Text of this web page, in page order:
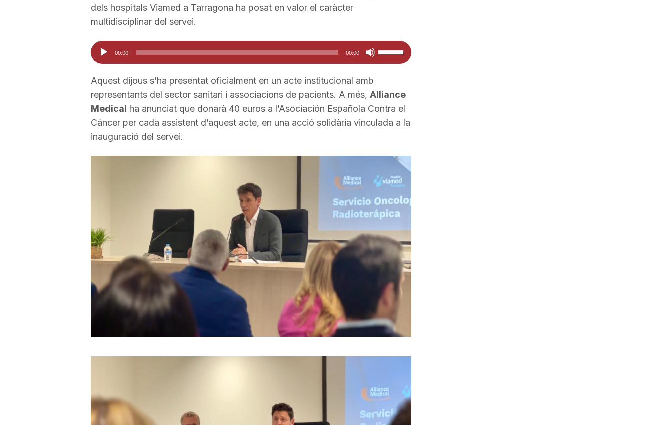
dels hospitals Viamed a Tarragona ha posat en valor el caràcter
multidisciplinar del servei.
Reproductor
d'àudio
00:00 00:00
Feu
servir
tecles
de
fletxa
avall
per
a
incrementar
o
disminuir
el
volum.
Aquest dijous s’ha presentat oficialment en un acte institucional amb
representants del sector sanitari i associacions de pacients. A més, Alliance
Medical ha anunciat que donarà 40 euros a l’Asociación Española Contra el
Cáncer per cada assistent d’aquest acte, en una acció solidària vinculada a la
inauguració del servei.